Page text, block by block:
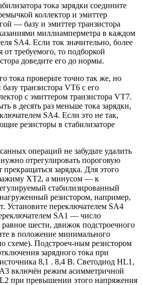
тока зарядки соедините
коллектор и эмиттер
— базу и эмиттер транзистора
миллиамперметра в каждом
SA4. Если ток значительно, более
от требуемого, то подборкой
доведите его до нормы.
тока проверьте точно так же, но
транзистора VT6 с его
с эмиттером транзистора VT7.
в десять раз меньше тока зарядки,
SA4. Если это не так,
резисторы в стабилизаторе
операций не забудьте удалить
отрегулировать пороговую
зарядка. Для этого
XT2, а минусом — к
стабилизированный
резистором, например,
переключателем SA4
SA1 — число
шести, движок подстроечного
в положение минимального
схеме). Подстроеч-ным резистором
зарядного тока при
8,1 . 8,4 В. Светодиод HL1,
включён режим асимметричной
при превышении этого напряжения